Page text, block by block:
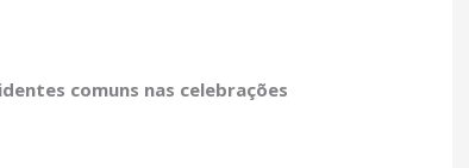
comuns nas celebrações